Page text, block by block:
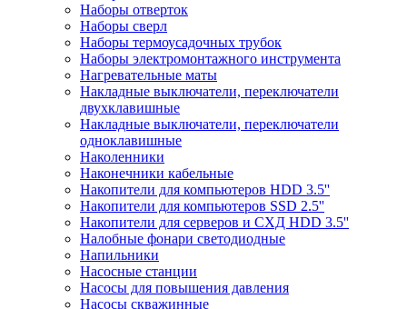
Наборы отверток
Наборы сверл
Наборы термоусадочных трубок
Наборы электромонтажного инструмента
Нагревательные маты
Накладные выключатели, переключатели
двухклавишные
Накладные выключатели, переключатели
одноклавишные
Наколенники
Наконечники кабельные
Накопители для компьютеров HDD 3.5''
Накопители для компьютеров SSD 2.5''
Накопители для серверов и СХД HDD 3.5''
Налобные фонари светодиодные
Напильники
Насосные станции
Насосы для повышения давления
Насосы скважинные